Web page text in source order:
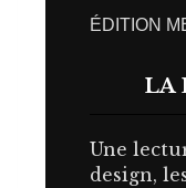
ÉDITION
LA
Une
design,